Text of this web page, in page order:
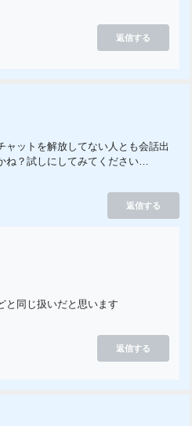
返信する
ャットを解放してない人とも会話出
ね？試しにしてみてください…
返信する
と同じ扱いだと思います
返信する